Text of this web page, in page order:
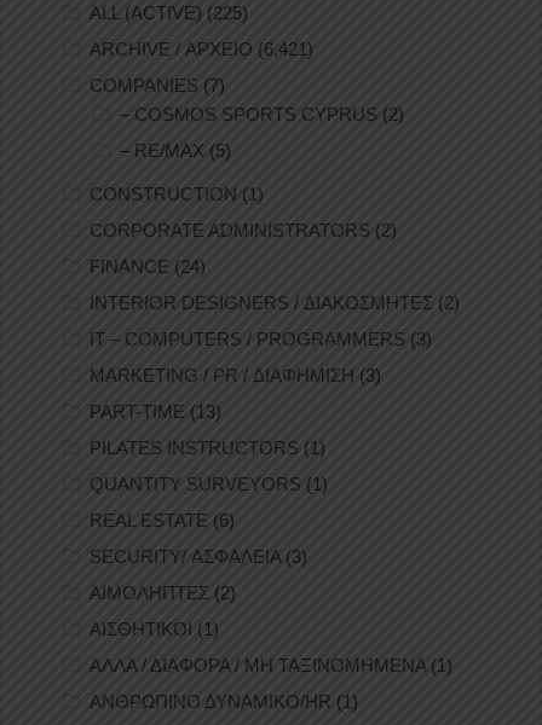
ALL (ACTIVE) (225)
ARCHIVE / ΑΡΧΕΙΟ (6,421)
COMPANIES (7)
– COSMOS SPORTS CYPRUS (2)
– RE/MAX (5)
CONSTRUCTION (1)
CORPORATE ADMINISTRATORS (2)
FINANCE (24)
INTERIOR DESIGNERS / ΔΙΑΚΟΣΜΗΤΕΣ (2)
IT – COMPUTERS / PROGRAMMERS (3)
MARKETING / PR / ΔΙΑΦΗΜΙΣΗ (3)
PART-TIME (13)
PILATES INSTRUCTORS (1)
QUANTITY SURVEYORS (1)
REAL ESTATE (6)
SECURITY/ ΑΣΦΑΛΕΙΑ(3)
ΑΙΜΟΛΗΠΤΕΣ (2)
ΑΙΣΘΗΤΙΚΟΙ (1)
ΑΛΛΑ / ΔΙΑΦΟΡΑ / ΜΗ ΤΑΞΙΝΟΜΗΜΕΝΑ(1)
ΑΝΘΡΩΠΙΝΟ ΔΥΝΑΜΙΚΟ/HR (1)